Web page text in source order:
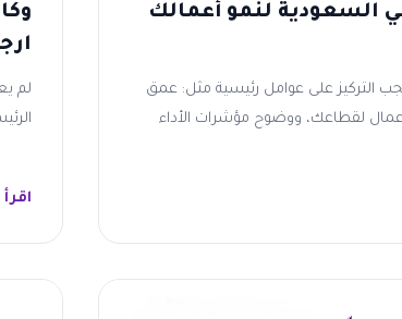
السعودية لنمو أعمالك
التركيز على عوامل رئيسية مثل: عمق
لقطاعك، ووضوح مؤشرات الأداء
لم